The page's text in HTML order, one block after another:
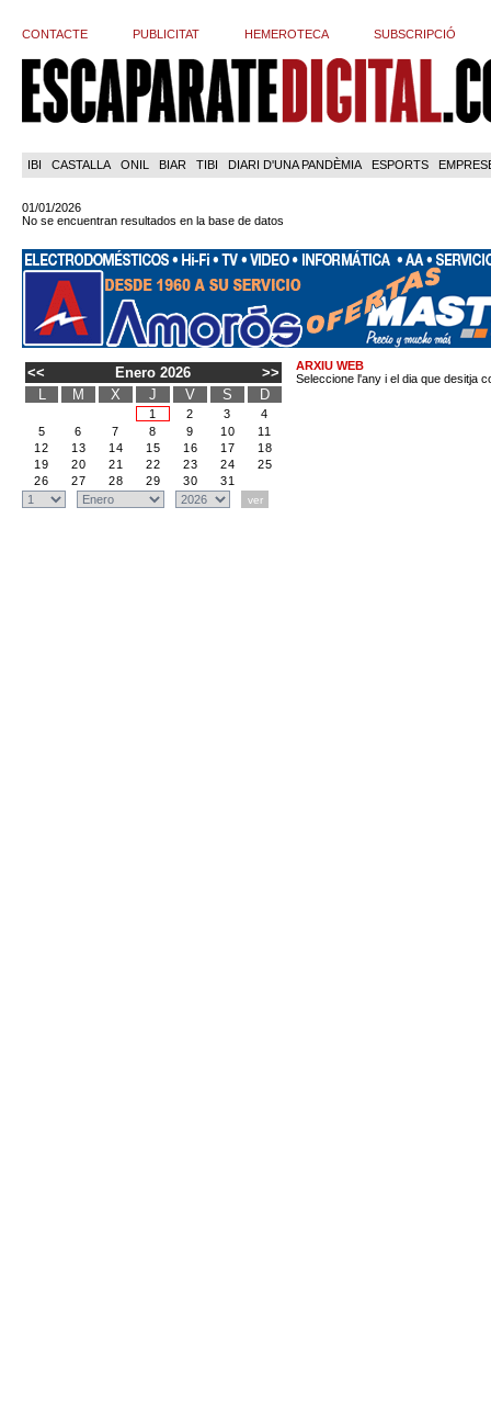
CONTACTE PUBLICITAT HEMEROTECA SUBSCRIPCIÓ
IBI CASTALLA ONIL BIAR TIBI DIARI D'UNA PANDÈMIA ESPORTS
01/01/2026
No se encuentran resultados en la base de datos
<< Enero 2026
>>
L
M X J V S D
1 2 3
4
5
6 7 8 9 10
11
12
13 14 15 16 17
18
19
20 21 22 23 24
25
26
27 28 29 30 31
ARXIU WEB
Seleccione l'any i el dia que desitja